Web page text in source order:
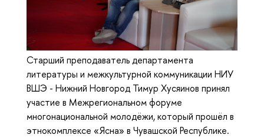
Старший преподаватель департамента
литературы и межкультурной коммуникации НИУ
ВШЭ - Нижний Новгород Тимур Хусяинов принял
участие в Межрегиональном форуме
многонациональной молодёжи, который прошёл в
этнокомплексе «Ясна» в Чувашской Республике.